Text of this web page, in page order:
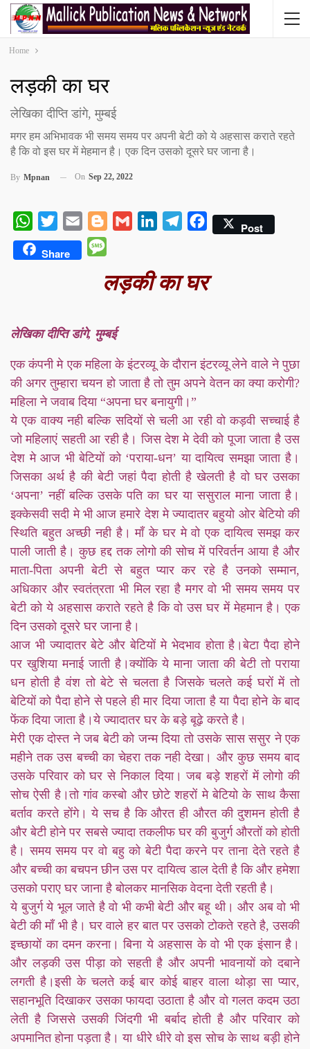
Home
लड़की का घर
लेखिका दीप्ति डांगे, मुम्बई
मगर हम अभिभावक भी समय समय पर अपनी बेटी को ये अहसास कराते रहते
है कि वो इस घर में मेहमान है। एक दिन उसको दूसरे घर जाना है।
By Mpnan On Sep 22, 2022
WhatsApp
Twitter Email BloggerGmail LinkedInTelegramFacebookPost
Share
लड़की का घर
लेखिका दीप्ति डांगे, मुम्बई
एक कंपनी मे एक महिला के इंटरव्यू के दौरान इंटरव्यू लेने वाले ने पुछा
की अगर तुम्हारा चयन हो जाता है तो तुम अपने वेतन का क्या करोगी?
महिला ने जवाब दिया “अपना घर बनायुगी।”
ये एक वाक्य नही बल्कि सदियों से चली आ रही वो कड़वी सच्चाई है
जो महिलाएं सहती आ रही है। जिस देश मे देवी को पूजा जाता है उस
देश मे आज भी बेटियों को ‘पराया-धन’ या दायित्व समझा जाता है।
जिसका अर्थ है की बेटी जहां पैदा होती है खेलती है वो घर उसका
‘अपना’ नहीं बल्कि उसके पति का घर या ससुराल माना जाता है।
इक्केसवी सदी मे भी आज हमारे देश मे ज्यादातर बहुयो ओर बेटियो की
स्थिति बहुत अच्छी नही है। माँ के घर मे वो एक दायित्व समझ कर
पाली जाती है। कुछ हद्द तक लोगो की सोच में परिवर्तन आया है और
माता-पिता अपनी बेटी से बहुत प्यार कर रहे है उनको सम्मान,
अधिकार और स्वतंत्रता भी मिल रहा है मगर वो भी समय समय पर
बेटी को ये अहसास कराते रहते है कि वो उस घर में मेहमान है। एक
दिन उसको दूसरे घर जाना है।
आज भी ज्यादातर बेटे और बेटियों मे भेदभाव होता है।बेटा पैदा होने
पर खुशिया मनाई जाती है।क्योंकि ये माना जाता की बेटी तो पराया
धन होती है वंश तो बेटे से चलता है जिसके चलते कई घरों में तो
बेटियों को पैदा होने से पहले ही मार दिया जाता है या पैदा होने के बाद
फेंक दिया जाता है।ये ज्यादातर घर के बड़े बूढ़े करते है।
मेरी एक दोस्त ने जब बेटी को जन्म दिया तो उसके सास ससुर ने एक
महीने तक उस बच्ची का चेहरा तक नही देखा। और कुछ समय बाद
उसके परिवार को घर से निकाल दिया। जब बड़े शहरों में लोगो की
सोच ऐसी है।तो गांव कस्बो और छोटे शहरों मे बेटियो के साथ कैसा
बर्ताव करते होंगे। ये सच है कि औरत ही औरत की दुशमन होती है
और बेटी होने पर सबसे ज्यादा तकलीफ घर की बुजुर्ग औरतों को होती
है। समय समय पर वो बहु को बेटी पैदा करने पर ताना देते रहते है
और बच्ची का बचपन छीन उस पर दायित्व डाल देती है कि और हमेशा
उसको पराए घर जाना है बोलकर मानसिक वेदना देती रहती है।
ये बुजुर्ग ये भूल जाते है वो भी कभी बेटी और बहू थी। और अब वो भी
बेटी की माँ भी है। घर वाले हर बात पर उसको टोकते रहते है, उसकी
इच्छायों का दमन करना। बिना ये अहसास के वो भी एक इंसान है।
और लड़की उस पीड़ा को सहती है और अपनी भावनायों को दबाने
लगती है।इसी के चलते कई बार कोई बाहर वाला थोड़ा सा प्यार,
सहानभूति दिखाकर उसका फायदा उठाता है और वो गलत कदम उठा
लेती है जिससे उसकी जिंदगी भी बर्बाद होती है और परिवार को
अपमानित होना पड़ता है। या धीरे धीरे वो इस सोच के साथ बड़ी होने